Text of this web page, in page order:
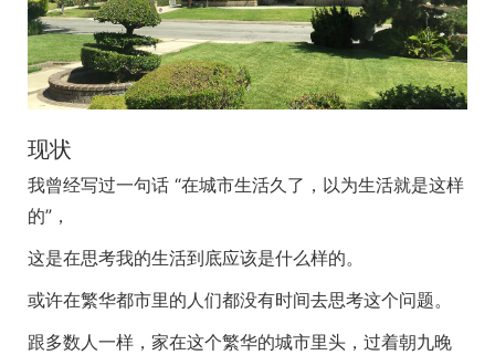
现状
我曾经写过一句话 “在城市生活久了，以为生活就是这样
的”，
这是在思考我的生活到底应该是什么样的。
或许在繁华都市里的人们都没有时间去思考这个问题。
跟多数人一样，家在这个繁华的城市里头，过着朝九晚